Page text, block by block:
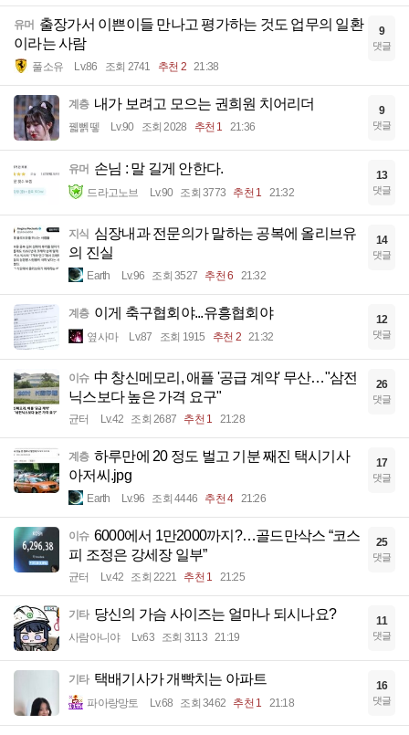
유머 출장가서 이쁜이들 만나고 평가하는 것도 업무의 일환
이라는 사람
풀소유 Lv.86 조회 2741 추천 2 21:38
9
댓글
계층 내가 보려고 모으는 권희원 치어리더
꿻뻵뗗 Lv.90 조회 2028 추천 1 21:36
9
댓글
유머 손님 : 말 길게 안한다.
드라고노브 Lv.90 조회 3773 추천 1 21:32
13
댓글
지식
심장내과 전문의가 말하는 공복에 올리브유
의 진실
Earth Lv.96 조회 3527 추천 6 21:32
14
댓글
계층 이게 축구협회야...유흥협회야
옆사마 Lv.87 조회 1915 추천 2 21:32
12
댓글
이슈 中 창신메모리, 애플 '공급 계약' 무산…"삼전
닉스보다 높은 가격 요구"
균터 Lv.42 조회 2687 추천 1 21:28
26
댓글
계층 하루만에 20 정도 벌고 기분 째진 택시기사
아저씨.jpg
Earth Lv.96 조회 4446 추천 4 21:26
17
댓글
이슈 6000에서 1만2000까지?…골드만삭스 “코스
피 조정은 강세장 일부”
균터 Lv.42 조회 2221 추천 1 21:25
25
댓글
기타 당신의 가슴 사이즈는 얼마나 되시나요?
사람아니야 Lv.63 조회 3113 21:19
11
댓글
기타 택배기사가 개빡치는 아파트
파아랑망토 Lv.68 조회 3462 추천 1 21:18
16
댓글